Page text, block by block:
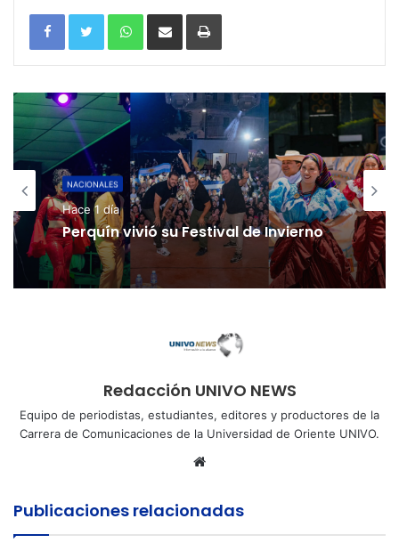
WhatsAppCompartir por correo electrónicoImprimir
NACIONALES
Hace 2 días
Cinco planes diferentes para
aprovechar la semana agostina
Redacción UNIVO NEWS
Equipo de periodistas, estudiantes, editores y productores de la
Carrera de Comunicaciones de la Universidad de Oriente UNIVO.
Sitio
Publicaciones relacionadas